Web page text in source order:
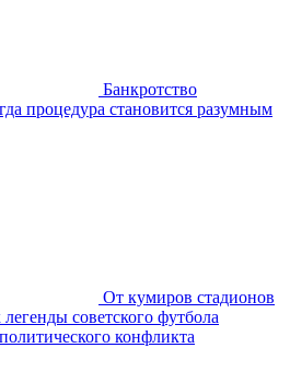
Банкротство
процедура становится разумным
От кумиров стадионов
советского футбола
конфликта